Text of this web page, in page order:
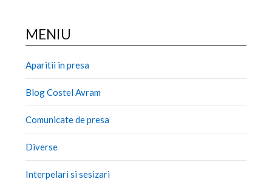
MENIU
Aparitii in presa
Blog Costel Avram
Comunicate de presa
Diverse
Interpelari si sesizari